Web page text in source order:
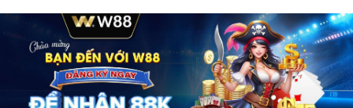
#titanbot
📰 Nguồn: CoinDesk